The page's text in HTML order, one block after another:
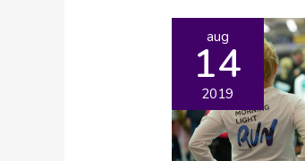
aug
14
2019